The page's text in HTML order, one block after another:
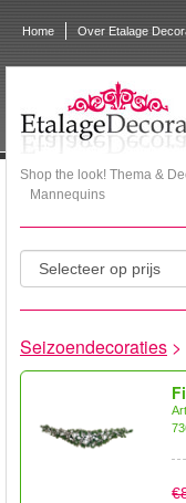
Home Over Etalage
Shop the look! Thema &
Mannequins
Seizoendecoraties >